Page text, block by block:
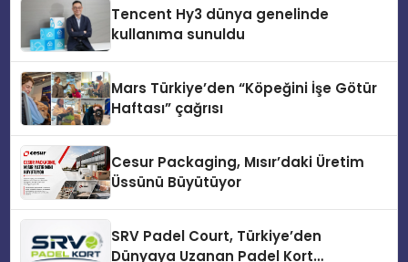
Tencent Hy3 dünya genelinde
kullanıma sunuldu
Mars Türkiye’den “Köpeğini İşe Götür
Haftası” çağrısı
Cesur Packaging, Mısır’daki Üretim
Üssünü Büyütüyor
SRV Padel Court, Türkiye’den
Dünyaya Uzanan Padel Kort